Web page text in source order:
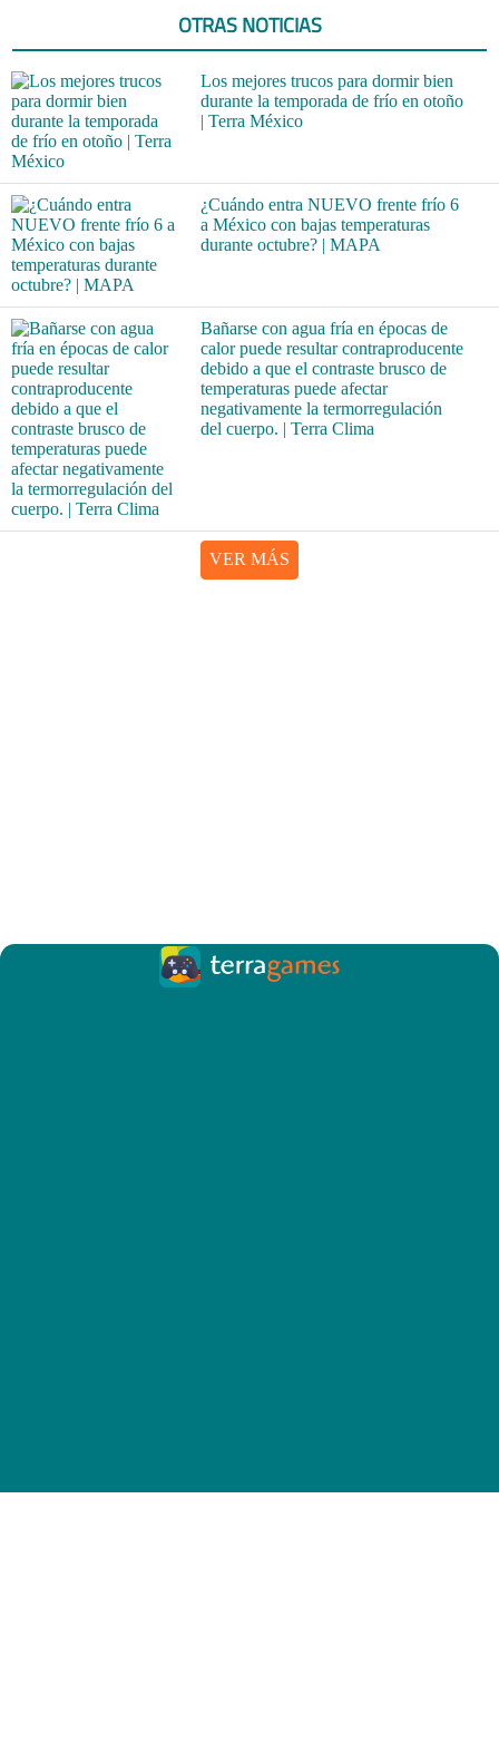
OTRAS NOTICIAS
Los mejores trucos para dormir bien
durante la temporada de frío en otoño
| Terra México
¿Cuándo entra NUEVO frente frío 6
a México con bajas temperaturas
durante octubre? | MAPA
Bañarse con agua fría en épocas de
calor puede resultar contraproducente
debido a que el contraste brusco de
temperaturas puede afectar
negativamente la termorregulación
del cuerpo. | Terra Clima
VER MÁS